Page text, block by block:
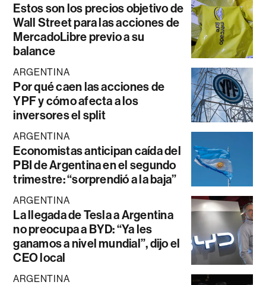
Estos son los precios objetivo de
Wall Street para las acciones de
MercadoLibre previo a su
balance
ARGENTINA
Por qué caen las acciones de
YPF y cómo afecta a los
inversores el split
ARGENTINA
Economistas anticipan caída del
PBI de Argentina en el segundo
trimestre: “sorprendió a la baja”
ARGENTINA
La llegada de Tesla a Argentina
no preocupa a BYD: “Ya les
ganamos a nivel mundial”, dijo el
CEO local
ARGENTINA